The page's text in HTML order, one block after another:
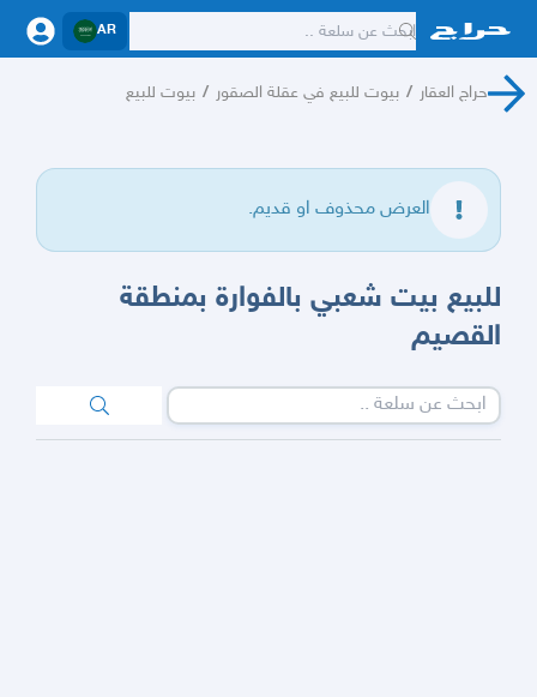
AR
حراج العقار / بيوت للبيع في عقلة الصقور / بيوت للبيع
العرض محذوف او قديم.
للبيع بيت شعبي بالفوارة بمنطقة
القصيم